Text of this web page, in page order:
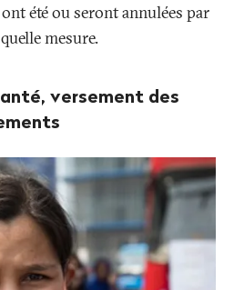
été ou seront annulées par
mesure.
versement des